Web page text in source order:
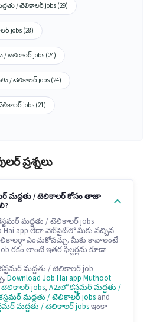
/ టెలికాలర్ jobs (29)
jobs (28)
/ టెలికాలర్ jobs (24)
/ టెలికాలర్ jobs (24)
jobs (21)
ప్రశ్నలు
మద్దతు / టెలికాలర్ కోసం తాజా
మద్దతు / టెలికాలర్ jobs
Hai app లేదా వెబ్‌సైట్‌లో మీకు నచ్చిన
ఎంచుకోవచ్చు. మీకు కావాలంటే
రకం లాంటి ఇతర ఫిల్టర్లను కూడా
మద్దతు / టెలికాలర్ job
Download Job Hai app Muthoot
టెలికాలర్ jobs, A2zలో కస్టమర్ మద్దతు /
మద్దతు / టెలికాలర్ jobs and
మద్దతు / టెలికాలర్ jobsఇంకా